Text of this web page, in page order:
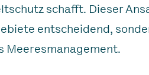
schafft. Dieser
entscheidend,
Meeresmanagement.